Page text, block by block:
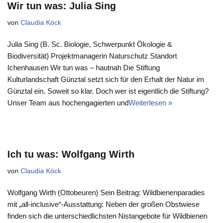
Wir tun was: Julia Sing
von Claudia Köck
Julia Sing (B. Sc. Biologie, Schwerpunkt Ökologie &
Biodiversität) Projektmanagerin Naturschutz Standort
Ichenhausen Wir tun was – hautnah Die Stiftung
Kulturlandschaft Günztal setzt sich für den Erhalt der Natur im
Günztal ein. Soweit so klar. Doch wer ist eigentlich die Stiftung?
Unser Team aus hochengagierten undWeiterlesen »
Ich tu was: Wolfgang Wirth
von Claudia Köck
Wolfgang Wirth (Ottobeuren) Sein Beitrag: Wildbienenparadies
mit „all-inclusive“-Ausstattung: Neben der großen Obstwiese
finden sich die unterschiedlichsten Nistangebote für Wildbienen